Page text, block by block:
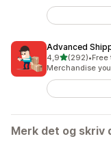
Advanced
4,9av 5 stjerner
(292)
Totalt 292 •
Merchandise
Merk det og skriv